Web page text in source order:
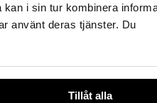
i sin tur kombinera
använt deras tjänster. Du
Tillåt alla
BODA KOSTA
498